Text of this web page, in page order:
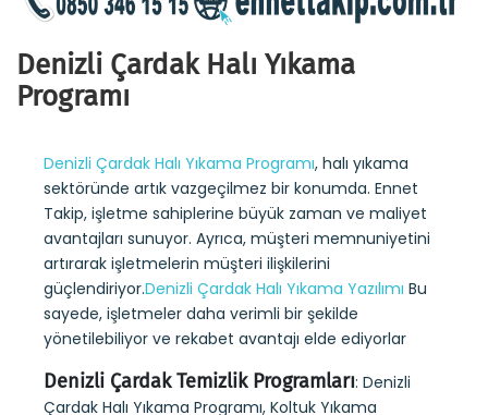
Denizli Çardak Halı Yıkama
Programı
Denizli Çardak Halı Yıkama Programı, halı yıkama
sektöründe artık vazgeçilmez bir konumda. Ennet
Takip, işletme sahiplerine büyük zaman ve maliyet
avantajları sunuyor. Ayrıca, müşteri memnuniyetini
artırarak işletmelerin müşteri ilişkilerini
güçlendiriyor.Denizli Çardak Halı Yıkama Yazılımı Bu
sayede, işletmeler daha verimli bir şekilde
yönetilebiliyor ve rekabet avantajı elde ediyorlar
Denizli Çardak Temizlik Programları: Denizli
Çardak Halı Yıkama Programı, Koltuk Yıkama